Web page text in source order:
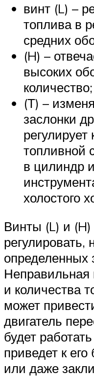
винт (L) –
топлива в
средних
(H) –
высоких
количество;
(Т) –
заслонки
регулирует
топливной
в цилиндр
холостого
Винты (L) и (H)
регулировать,
определенных
Неправильная
и количества
может
двигатель
будет
приведет к
или даже